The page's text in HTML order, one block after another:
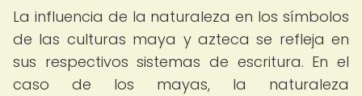
La influencia de la naturaleza en los símbolos
de las culturas maya y azteca se refleja en
sus respectivos sistemas de escritura. En el
caso de los mayas, la naturaleza